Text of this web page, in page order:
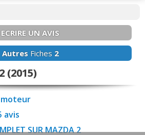
ECRIRE UN AVIS
AutresFiches 2
(2015)
moteur
avis
SUR MAZDA 2